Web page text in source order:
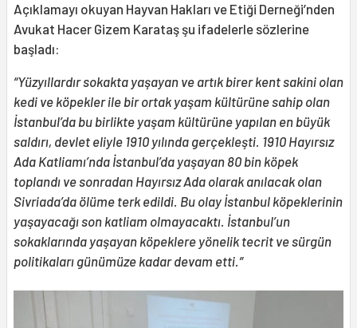
Açıklamayı okuyan Hayvan Hakları ve Etiği Derneği’nden
Avukat Hacer Gizem Karataş şu ifadelerle sözlerine
başladı:
“Yüzyıllardır sokakta yaşayan ve artık birer kent sakini olan
kedi ve köpekler ile bir ortak yaşam kültürüne sahip olan
İstanbul’da bu birlikte yaşam kültürüne yapılan en büyük
saldırı, devlet eliyle 1910 yılında gerçekleşti. 1910 Hayırsız
Ada Katliamı’nda İstanbul’da yaşayan 80 bin köpek
toplandı ve sonradan Hayırsız Ada olarak anılacak olan
Sivriada’da ölüme terk edildi. Bu olay İstanbul köpeklerinin
yaşayacağı son katliam olmayacaktı. İstanbul’un
sokaklarında yaşayan köpeklere yönelik tecrit ve sürgün
politikaları günümüze kadar devam etti.”